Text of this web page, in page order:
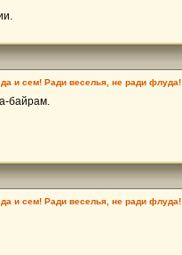
и сем! Ради веселья, не ради флуда!
байрам.
и сем! Ради веселья, не ради флуда!